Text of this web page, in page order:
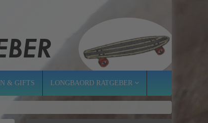
& GIFTS LONGBAORD RATGEBER